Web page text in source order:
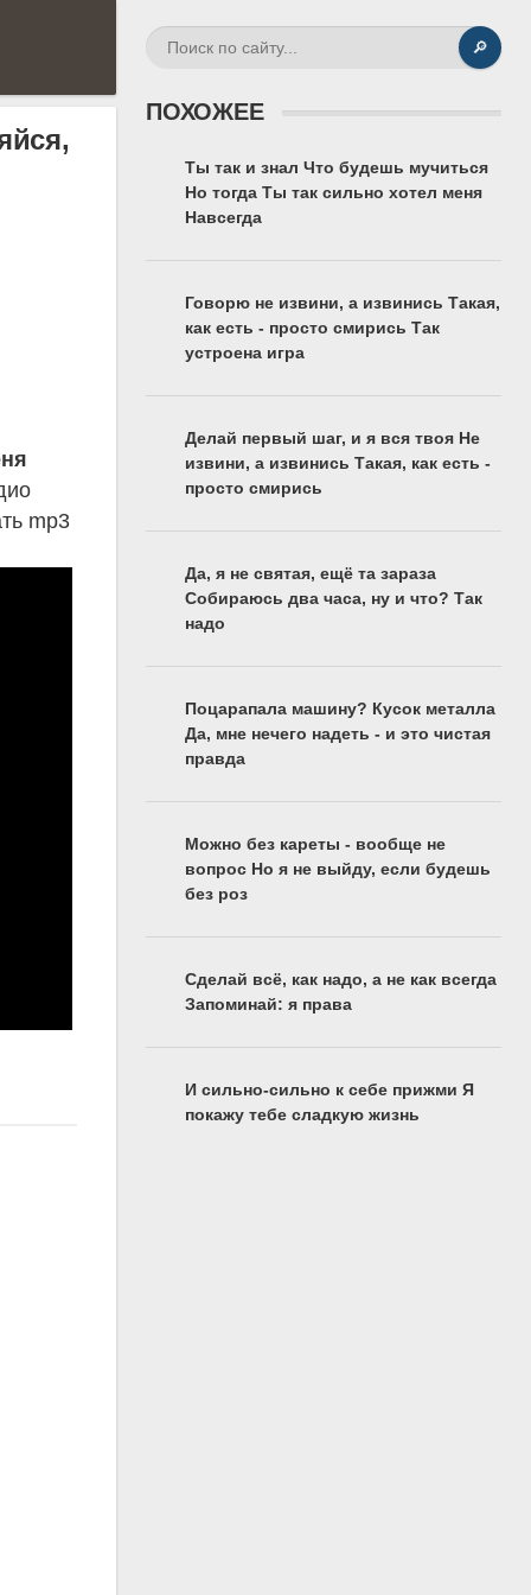
🔎
mp3
ПОХОЖЕЕ
Ты так и знал Что будешь мучиться
Но тогда Ты так сильно хотел меня
Навсегда
Говорю не извини, а извинись Такая,
как есть - просто смирись Так
устроена игра
Делай первый шаг, и я вся твоя Не
извини, а извинись Такая, как есть -
просто смирись
Да, я не святая, ещё та зараза
Собираюсь два часа, ну и что? Так
надо
Поцарапала машину? Кусок металла
Да, мне нечего надеть - и это чистая
правда
Можно без кареты - вообще не
вопрос Но я не выйду, если будешь
без роз
Сделай всё, как надо, а не как всегда
Запоминай: я права
И сильно-сильно к себе прижми Я
покажу тебе сладкую жизнь